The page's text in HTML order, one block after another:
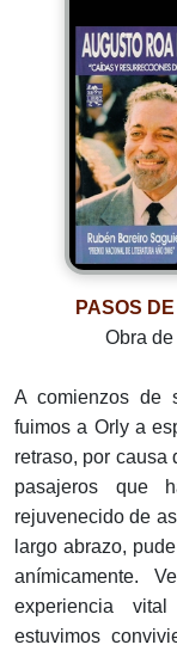
PASOS
Obra
A comienzos de
fuimos a Orly a
retraso, por causa
pasajeros que
rejuvenecido de
largo abrazo,
anímicamente.
experiencia
estuvimos